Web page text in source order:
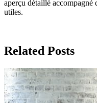
aperçu détaillé accompagné
utiles.
Related Posts